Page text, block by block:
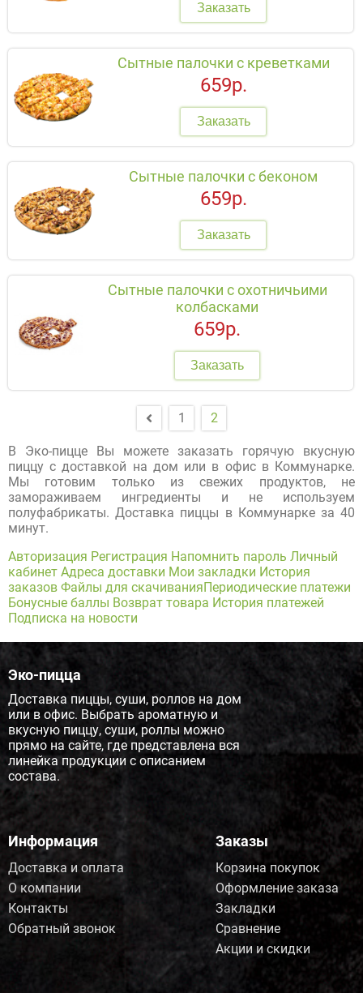
Заказать
Сытные палочки с креветками
659р.
Заказать
Сытные палочки с беконом
659р.
Заказать
Сытные палочки с охотничьими
колбасками
659р.
Заказать
1 2
В Эко-пицце Вы можете заказать горячую вкусную
пиццу с доставкой на дом или в офис в Коммунарке.
Мы готовим только из свежих продуктов, не
замораживаем ингредиенты и не используем
полуфабрикаты. Доставка пиццы в Коммунарке за 40
минут.
Авторизация Регистрация Напомнить пароль Личный
кабинет Адреса доставки Мои закладки История
заказов Файлы для скачиванияПериодические платежи
Бонусные баллы Возврат товара История платежей
Подписка на новости
Эко-пицца
Доставка пиццы, суши, роллов на дом
или в офис. Выбрать ароматную и
вкусную пиццу, суши, роллы можно
прямо на сайте, где представлена вся
линейка продукции с описанием
состава.
Информация
Доставка и оплата
О компании
Контакты
Обратный звонок
Заказы
Корзина покупок
Оформление заказа
Закладки
Сравнение
Акции и скидки